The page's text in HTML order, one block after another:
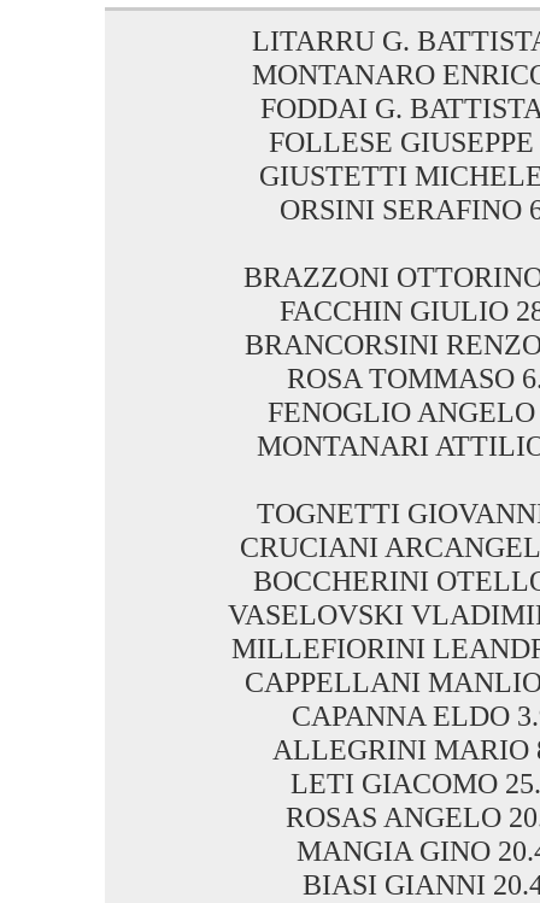
LITARRU G.
MONTANARO
FODDAI G.
FOLLESE GIUSEPPE
GIUSTETTI
ORSINI SERAFINO
BRAZZONI
FACCHIN GIULIO
BRANCORSINI
ROSA TOMMASO
FENOGLIO ANGELO
MONTANARI
TOGNETTI
CRUCIANI
BOCCHERINI
VASELOVSKI
MILLEFIORINI
CAPPELLANI
CAPANNA ELDO
ALLEGRINI MARIO
LETI GIACOMO
ROSAS ANGELO
MANGIA GINO
BIASI GIANNI